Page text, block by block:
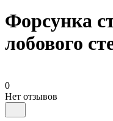
Форсунка
лобового
0
Нет отзывов